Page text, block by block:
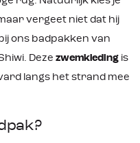
vergeet niet dat hij
ons badpakken van
Deze zwemkleding is
langs het strand mee